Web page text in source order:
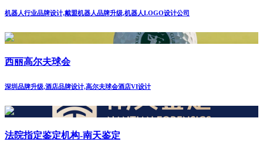
机器人行业品牌设计,戴盟机器人品牌升级,机器人LOGO设计公司
西丽高尔夫球会
深圳品牌升级,酒店品牌设计,高尔夫球会酒店VI设计
法院指定鉴定机构-南天鉴定